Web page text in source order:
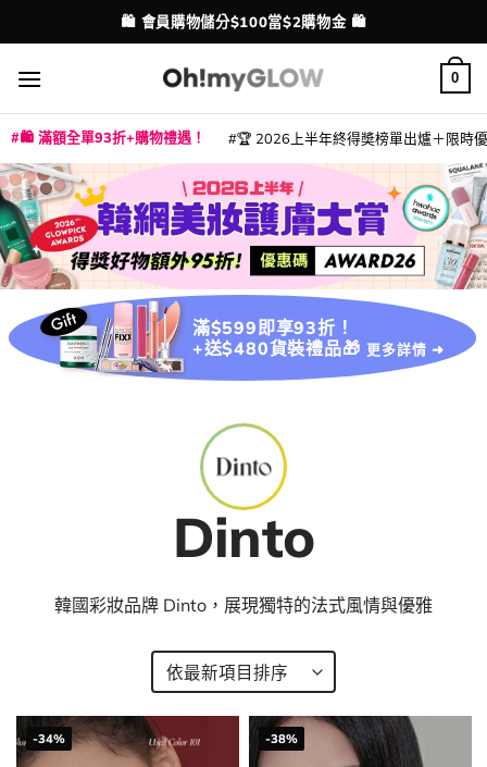
to
content
配送港澳
🛍️ 會員購物儲分$100當$2購物金 🛍️
0
🛍️ 滿額全單93折+購物禮遇！ 🏆 2026上半年終得奬榜單出爐＋限時
滿$599即享93折！
+送$480貨裝禮品🎁 更多詳情 ➜
Dinto
韓國彩妝品牌 Dinto，展現獨特的法式風情與優雅
-34% -38%